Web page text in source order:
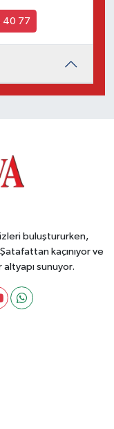
40 77
buluştururken,
kaçınıyor ve
sunuyor.